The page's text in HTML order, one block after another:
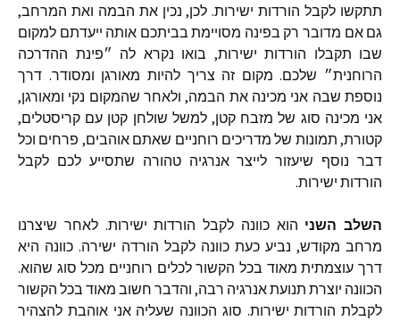
תתקשו לקבל הורדות ישירות. לכן, נכין את הבמה ואת המרחב,
גם אם מדובר רק בפינה מסויימת בביתכם אותה ייעדתם למקום
שבו תקבלו הורדות ישירות, בואו נקרא לה ״פינת ההדרכה
הרוחנית״ שלכם. מקום זה צריך להיות מאורגן ומסודר. דרך
נוספת שבה אני מכינה את הבמה, ולאחר שהמקום נקי ומאורגן,
אני מכינה סוג של מזבח קטן,למשל שולחן קטן עם קריסטלים,
קטורת, תמונות של מדריכים רוחניים שאתם אוהבים, פרחים וכל
דבר נוסף שיעזור לייצר אנרגיה טהורה שתסייע לכם לקבל
הורדות ישירות.
השלב השני הוא כוונה לקבל הורדות ישירות.לאחר שיצרנו
מרחב מקודש, נביע כעת כוונה לקבל הורדה ישירה. כוונה היא
דרך עוצמתית מאוד בכל הקשור לכלים רוחניים מכל סוג שהוא.
הכוונה יוצרת תנועתאנרגיה רבה, והדבר חשוב מאוד בכל הקשור
לקבלת הורדות ישירות. סוג הכוונה שעליה אני אוהבת להצהיר